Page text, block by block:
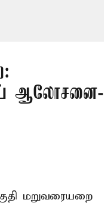
ஆலோசனை-
மறுவரையறை